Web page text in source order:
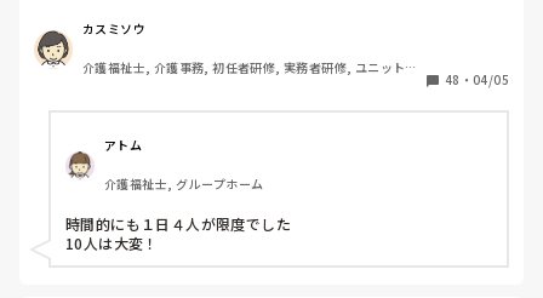
私は、5月に採用されて、11月に今の施設に異動しました。
9月から、ヘルプとして行ってましたが、人間関係の違い
ンスにしても、自分のやりやすいやり方を、優先させてもら
える。
体が、硬直した人は、自分の場合、ベッドをギャッチアップ
して、45℃くらいまで、頭を上げた方がやりやすいのです
午前中に5人、午後から1人助っ人つけるので5人入れて下さ
いとのことです。
ここはほぼ全員寝たきりの方ですよ。ありえますか？
カスミソウ
介護福祉士, 介護事務, 初任者研修, 実務者研修, ユニット型
48 ・ 04/05
アトム
介護福祉士, グループホーム
時間的にも１日４人が限度でした
10人は大変！